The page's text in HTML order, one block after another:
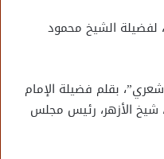
لفضيلة الشيخ محمود
بقلم فضيلة الإمام
شيخ الأزهر، رئيس مجلس